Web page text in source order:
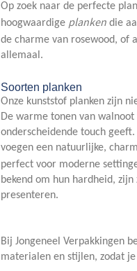
Op zoek naar de perfecte
hoogwaardige planken die
de charme van rosewood, of
allemaal.
Soorten planken
Onze kunststof planken zijn
De warme tonen van
onderscheidende touch
voegen een natuurlijke,
perfect voor moderne
bekend om hun hardheid,
presenteren.
Bij Jongeneel Verpakkingen
materialen en stijlen, zodat